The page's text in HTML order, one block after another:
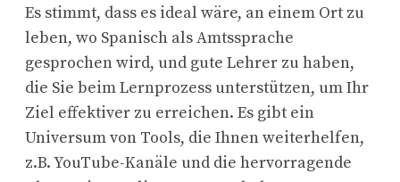
Es stimmt, dass es ideal wäre, an einem Ort zu
leben, wo Spanisch als Amtssprache
gesprochen wird, und gute Lehrer zu haben,
die Sie beim Lernprozess unterstützen, um Ihr
Ziel effektiver zu erreichen. Es gibt ein
Universum von Tools, die Ihnen weiterhelfen,
z.B. YouTube-Kanäle und die hervorragende